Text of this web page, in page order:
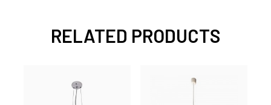
RELATED PRODUCTS